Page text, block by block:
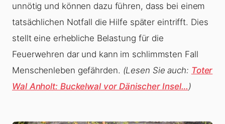
unnötig und können dazu führen, dass bei einem
tatsächlichen Notfall die Hilfe später eintrifft. Dies
stellt eine erhebliche Belastung für die
Feuerwehren dar und kann im schlimmsten Fall
Menschenleben gefährden. (Lesen Sie auch: Toter
Wal Anholt: Buckelwal vor Dänischer Insel… )